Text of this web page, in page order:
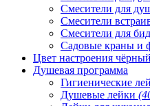
Смесители для
Смесители
Смесители для
Садовые краны и
Цвет настроения чёрный
Душевая программа
Гигиенические
Душевые лейки